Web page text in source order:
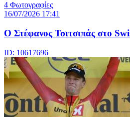
4 Φωτογραφίες
16/07/2026 17:41
Ο Στέφανος Τσιτσιπάς στο
ID: 10617696